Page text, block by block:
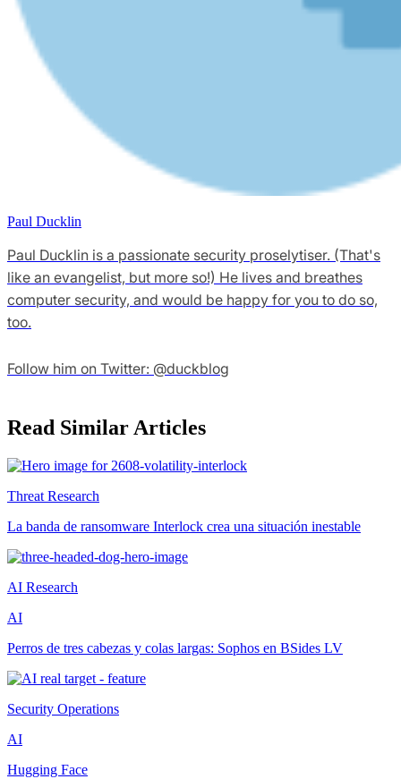
Paul Ducklin
Paul Ducklin is a passionate security proselytiser. (That's
like an evangelist, but more so!) He lives and breathes
computer security, and would be happy for you to do so,
too.
Follow him on Twitter: @duckblog
Read Similar Articles
Threat Research
La banda de ransomware Interlock crea una situación inestable
AI Research
AI
Perros de tres cabezas y colas largas: Sophos en BSides LV
Security Operations
AI
Hugging Face